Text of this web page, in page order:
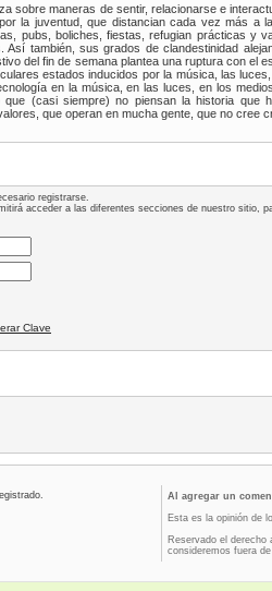
sobre maneras de sentir, relacionarse e
la juventud, que distancian cada vez más a
pubs, boliches, fiestas, refugian prácticas y
Así también, sus grados de clandestinidad
del fin de semana plantea una ruptura con el
estados inducidos por la música, las
en la música, en las luces, en los
que (casi siempre) no piensan la historia que
que operan en mucha gente, que no cree
registrarse.
acceder a las diferentes secciones de nuestro sitio,
Clave
Al agregar un
Esta es la opinión de
Reservado el derecho
consideremos fuera